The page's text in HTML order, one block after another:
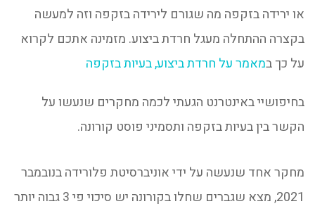
או ירידה בזקפה מה שגורם לירידה בזקפה וזה למעשה
בקצרה ההתחלה מעגל חרדת ביצוע. מזמינה אתכם לקרוא
על כך במאמר על חרדת ביצוע, בעיות בזקפה
בחיפושיי באינטרנט הגעתי לכמה מחקרים שנעשו על
הקשר בין בעיות בזקפה ותסמיני פוסט קורונה.
מחקר אחד שנעשה על ידי אוניברסיטת פלורידה בנובמבר
2021, מצא שגברים שחלו בקורונה יש סיכוי פי 3 גבוה יותר